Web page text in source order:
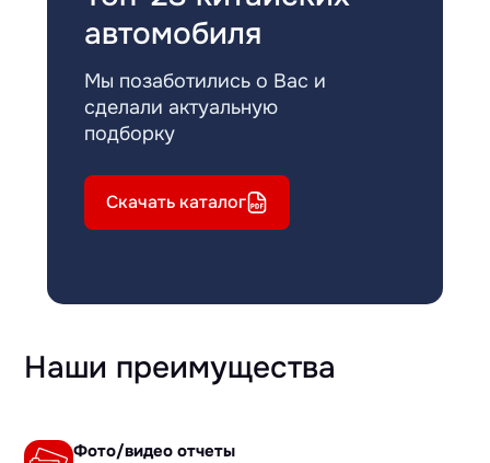
автомобиля
Мы позаботились о Вас и
сделали актуальную
подборку
Скачать каталог
Наши преимущества
Фото/видео отчеты